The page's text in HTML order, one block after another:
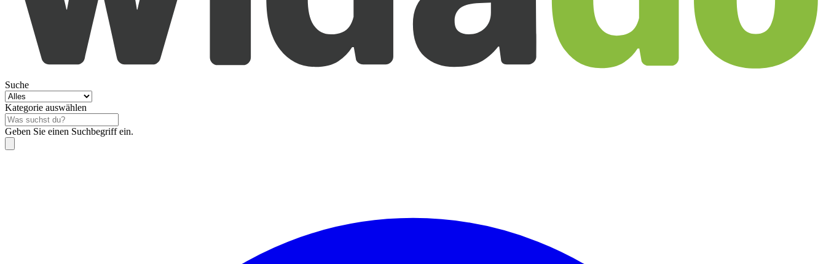
Suche
Kategorie auswählen
Geben Sie einen Suchbegriff ein.